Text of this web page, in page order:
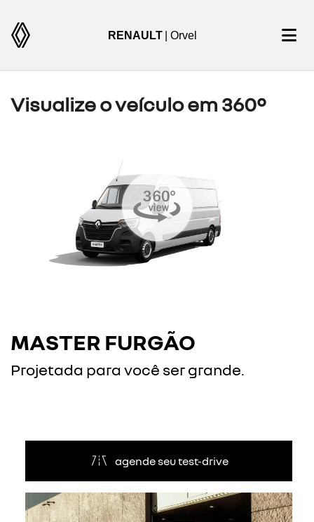
RENAULT | Orvel
Visualize o veículo em 360°
MASTER FURGÃO
Projetada para você ser grande.
agende seu test-drive